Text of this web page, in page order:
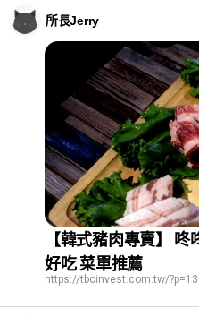
所長Jerry
【韓式豬肉專賣】
好吃 菜單推薦
https://tbcinvest.com.tw/